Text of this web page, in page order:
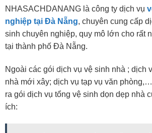
NHASACHDANANG là công ty dịch vụ
nghiệp tại Đà Nẵng, chuyên cung cấp
sinh chuyên nghiệp, quy mô lớn cho rất
tại thành phố Đà Nẵng.
Ngoài các gói dịch vụ vệ sinh nhà ; dịch
nhà mới xây; dịch vụ tạp vụ văn
ra gói dịch vụ tổng vệ sinh dọn dẹp nhà
ích: